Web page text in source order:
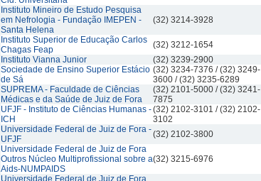
Instituto Mineiro de Estudo Pesquisa
em Nefrologia - Fundação IMEPEN -
Santa Helena
(32) 3214-3928
Instituto Superior de Educação Carlos
Chagas Feap
(32) 3212-1654
Instituto Vianna Junior
(32) 3239-2900
Sociedade de Ensino Superior Estácio
de Sá
(32) 3234-7376 / (32) 3249-
3600 / (32) 3235-6289
SUPREMA - Faculdade de Ciências
Médicas e da Saúde de Juiz de Fora
(32) 2101-5000 / (32) 3241-
7875
UFJF - Instituto de Ciências Humanas -
ICH
(32) 2102-3101 / (32) 2102-
3102
Universidade Federal de Juiz de Fora -
UFJF
(32) 2102-3800
Universidade Federal de Juiz de Fora
Outros Núcleo Multiprofissional sobre a
Aids-NUMPAIDS
(32) 3215-6976
Universidade Federal de Juiz de Fora